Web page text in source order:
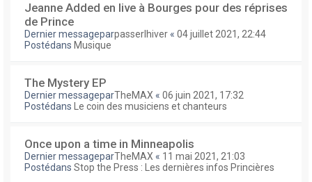
Jeanne Added en live à Bourges pour des réprises
de Prince
Dernier messageparpasserlhiver « 04 juillet 2021, 22:44
Postédans Musique
The Mystery EP
Dernier messageparTheMAX « 06 juin 2021, 17:32
Postédans
Le coin des musiciens et chanteurs
Once upon a time in Minneapolis
Dernier messageparTheMAX « 11 mai 2021, 21:03
Postédans Stop the Press : Les dernières infos Princières